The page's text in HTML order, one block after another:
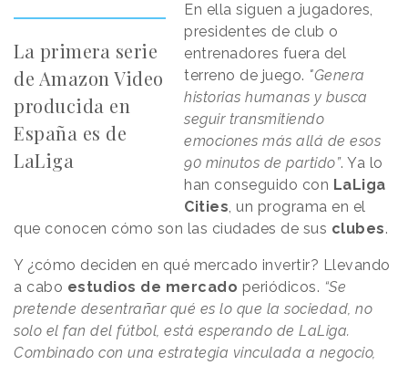
La primera serie
de Amazon Video
producida en
España es de
LaLiga
En ella siguen a jugadores,
presidentes de club o
entrenadores fuera del
terreno de juego. "Genera
historias humanas y busca
seguir transmitiendo
emociones más allá de esos
90 minutos de partido”. Ya lo
han conseguido con LaLiga
Cities, un programa en el
que conocen cómo son las ciudades de sus clubes.
Y ¿cómo deciden en qué mercado invertir? Llevando
a cabo estudios de mercado periódicos. “Se
pretende desentrañar qué es lo que la sociedad, no
solo el fan del fútbol, está esperando de LaLiga.
Combinado con una estrategia vinculada a negocio,